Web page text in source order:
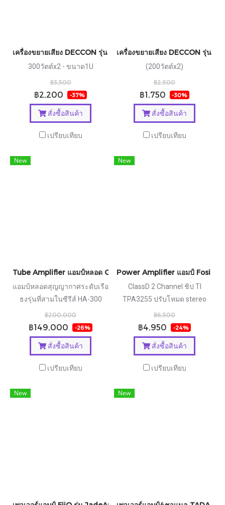
เครื่องขยายเสียง DECCON รุ่น DAX300
300วัตต์x2 - ขนาด1U
฿3,500
฿2,200 -37%
สั่งซื้อสินค้า
เปรียบเทียบ
เครื่องขยายเสียง DECCON รุ่น
(200วัตต์x2)
฿2,500
฿1,750 -30%
สั่งซื้อสินค้า
เปรียบเทียบ
New
Tube Amplifier แอมป์หลอด Cayin รุ่น HA-300MK3
แอมป์หลอดสุญญากาศระดับเรือ
ธงรุ่นที่สามในซีรีส์ HA-300
แบบ Direct Heated Triode
ประกันศูนย์ไทย
฿200,000
฿149,000 -26%
สั่งซื้อสินค้า
เปรียบเทียบ
New
Power Amplifier แอมป์ Fosi
ClassD 2 Channel ชิป TI
TPA3255 ปรับโหมด stereo
และ mono ได้
฿6,500
฿4,950 -24%
สั่งซื้อสินค้า
เปรียบเทียบ
New New